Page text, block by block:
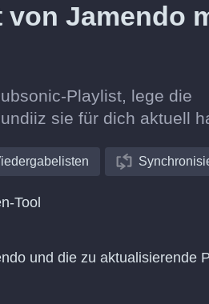
Jamendo
Playlist, lege die
sie für dich aktuell
Tool
und die zu aktualisierende